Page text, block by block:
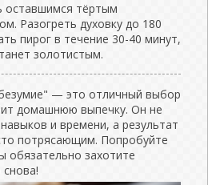
оставшимся тёртым
Разогреть духовку до 180
пирог в течение 30-40 минут,
золотистым.
— это отличный выбор
домашнюю выпечку. Он не
и времени, а результат
потрясающим. Попробуйте
обязательно захотите